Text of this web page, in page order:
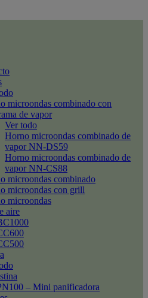
microondas combinado con
de vapor
Ver todo
Horno microondas combinado de
vapor NN-DS59
Horno microondas combinado de
vapor NN-CS88
microondas combinado
microondas con grill
microondas
aire
– Mini panificadora